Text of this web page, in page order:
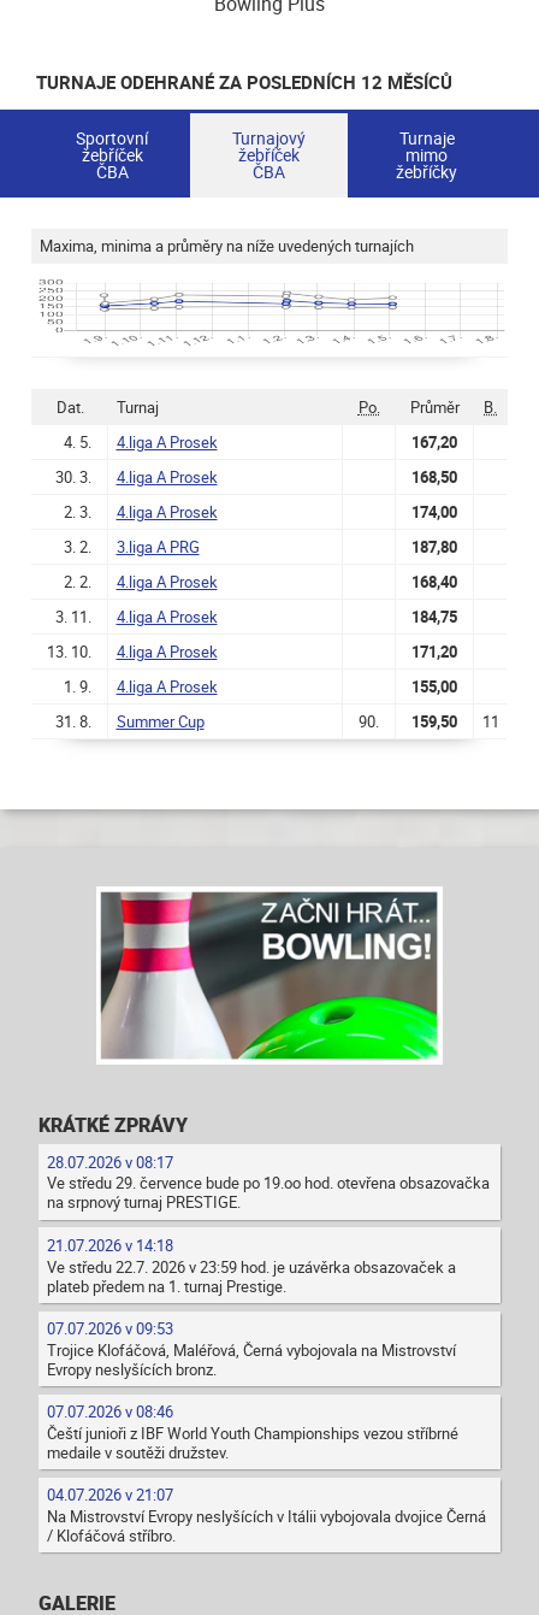
TURNAJE ODEHRANÉ ZA POSLEDNÍCH 12 MĚSÍCŮ
Sportovní
žebříček
ČBA
Turnajový
žebříček
ČBA
Turnaje
mimo
žebříčky
Maxima, minima a průměry na níže uvedených turnajích
Dat. Turnaj Po. Průměr
B.
4. 5.
4.liga A Prosek
167,20
30. 3.
4.liga A Prosek
168,50
2. 3.
4.liga A Prosek
174,00
3. 2.
3.liga A PRG
187,80
2. 2.
4.liga A Prosek
168,40
3. 11.
4.liga A Prosek
184,75
13. 10.
4.liga A Prosek
171,20
1. 9.
4.liga A Prosek
155,00
31. 8.
Summer Cup 90. 159,50 11
KRÁTKÉ ZPRÁVY
28.07.2026 v 08:17
Ve středu 29. července bude po 19.oo hod. otevřena obsazovačka
na srpnový turnaj PRESTIGE.
21.07.2026 v 14:18
Ve středu 22.7. 2026 v 23:59 hod. je uzávěrka obsazovaček a
plateb předem na 1. turnaj Prestige.
07.07.2026 v 09:53
Trojice Klofáčová, Maléřová, Černá vybojovala na Mistrovství
Evropy neslyšících bronz.
07.07.2026 v 08:46
Čeští junioři z IBF World Youth Championships vezou stříbrné
medaile v soutěži družstev.
04.07.2026 v 21:07
Na Mistrovství Evropy neslyšících v Itálii vybojovala dvojice Černá
/ Klofáčová stříbro.
GALERIE